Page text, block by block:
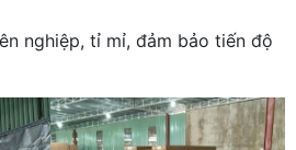
nghiệp, tỉ mỉ, đảm bảo tiến độ